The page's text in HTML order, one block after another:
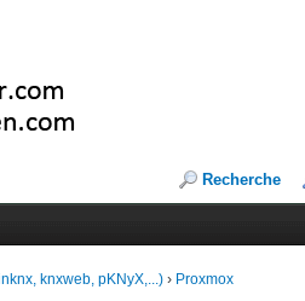
Recherche
knxweb, pKNyX,...) › Proxmox